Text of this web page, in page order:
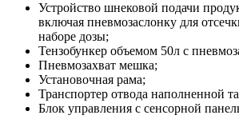
Устройство шнековой подачи
включая пневмозаслонку для
наборе дозы;
Тензобункер объемом 50л с
Пневмозахват мешка;
Установочная рама;
Транспортер отвода наполненной
Блок управления с сенсорной